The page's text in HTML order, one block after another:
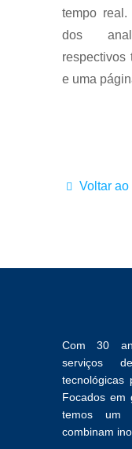
tempo real.
dos
respectivos
e uma
Voltar
Com 30
serviços
tecnológicas
Focados em
temos um
combinam